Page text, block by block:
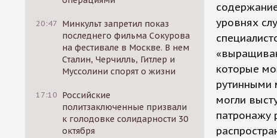
20:47 Минкульт запретил показ
последнего фильма Сокурова
на фестивале в Москве. В нем
Сталин, Черчилль, Гитлер и
Муссолини спорят о жизни
17:10 Российские
политзаключенные призвали
к голодовке солидарности 30
октября
уровнях
которые
рутинными
могли
патронажу